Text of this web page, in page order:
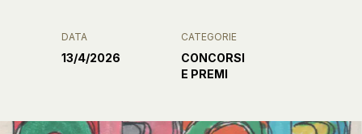
DATA
13/4/2026
CATEGORIE
CONCORSI
E PREMI